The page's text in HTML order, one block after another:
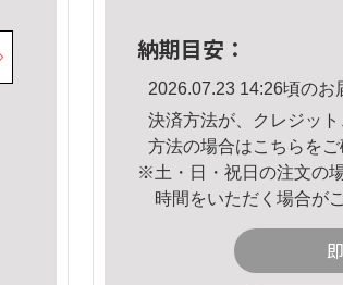
納期目安：
2026.07.23 14:26頃のお
決済方法が、クレジッ
方法の場合はこちら をご
※土・日・祝日の注文の
時間をいただく場合が